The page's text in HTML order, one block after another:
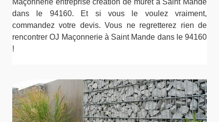
Maçonnerie entreprise création de muret à Saint Mande
dans le 94160. Et si vous le voulez vraiment,
commandez votre devis. Vous ne regretterez rien de
rencontrer OJ Maçonnerie à Saint Mande dans le 94160
!